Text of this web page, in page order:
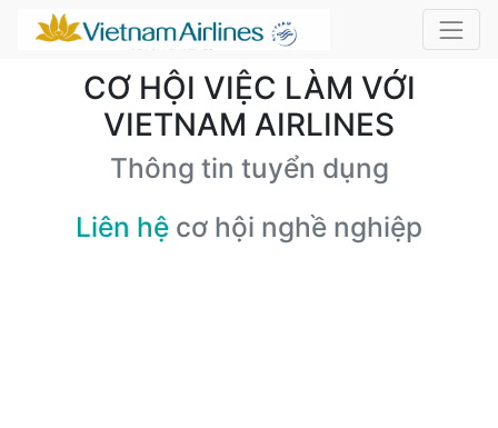
CƠ HỘI VIỆC LÀM VỚI
VIETNAM AIRLINES
Thông tin tuyển dụng
Liên hệ cơ hội nghề nghiệp